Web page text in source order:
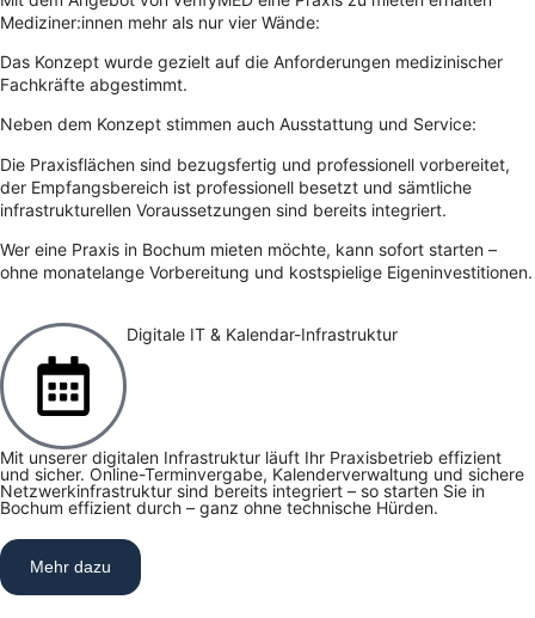
Mediziner:innen mehr als nur vier Wände:
Das Konzept wurde gezielt auf die Anforderungen medizinischer
Fachkräfte abgestimmt.
Neben dem Konzept stimmen auch Ausstattung und Service:
Die Praxisflächen sind bezugsfertig und professionell vorbereitet,
der Empfangsbereich ist professionell besetzt und sämtliche
infrastrukturellen Voraussetzungen sind bereits integriert.
Wer eine Praxis in Bochum mieten möchte, kann sofort starten –
ohne monatelange Vorbereitung und kostspielige Eigeninvestitionen.
Digitale IT & Kalendar-Infrastruktur
Mit unserer digitalen Infrastruktur läuft Ihr Praxisbetrieb effizient
und sicher. Online-Terminvergabe, Kalenderverwaltung und sichere
Netzwerkinfrastruktur sind bereits integriert – so starten Sie in
Bochum effizient durch – ganz ohne technische Hürden.
Mehr dazu